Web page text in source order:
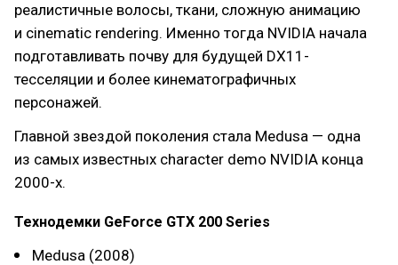
реалистичные волосы, ткани, сложную анимацию
и cinematic rendering. Именно тогда NVIDIA начала
подготавливать почву для будущей DX11-
тесселяции и более кинематографичных
персонажей.
Главной звездой поколения стала Medusa — одна
из самых известных character demo NVIDIA конца
2000-х.
Технодемки GeForce GTX 200 Series
Medusa (2008)